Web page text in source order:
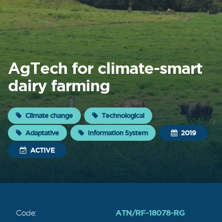
About
FONTAGRO
FONTAGRO is a mechanism de
cooperación único que fomenta la
inversión en innovación en el sector
agroalimentario de América Latina y El
Caribe, y promueve plataformas
regionales públicas y privadas. Sar
Know more
AgTech for climate-smart
dairy farming
Climate change Technological
Adaptative Information System 2019
ACTIVE
Code: ATN/RF-18078-RG